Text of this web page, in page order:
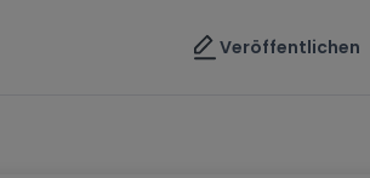
Veröffentlichen